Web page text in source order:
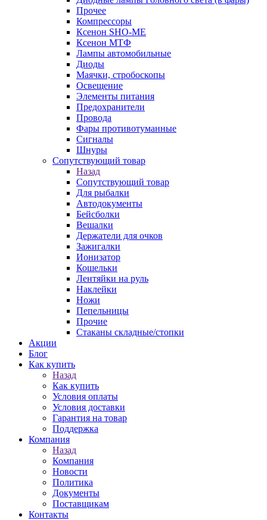
Прочее
Компрессоры
Ксенон SHO-ME
Ксенон МТФ
Лампы автомобильные
Диоды
Маячки, стробоскопы
Освещение
Элементы питания
Предохранители
Провода
Фары противотуманные
Сигналы
Шнуры
Сопутствующий товар
Назад
Сопутствующий товар
Для рыбалки
Автодокументы
Бейсболки
Вешалки
Держатели для очков
Зажигалки
Ионизатор
Кошельки
Лентяйки на руль
Наклейки
Ножи
Пепельницы
Прочие
Стаканы складные/стопки
Акции
Блог
Как купить
Назад
Как купить
Условия оплаты
Условия доставки
Гарантия на товар
Поддержка
Компания
Назад
Компания
Новости
Политика
Документы
Поставщикам
Контакты